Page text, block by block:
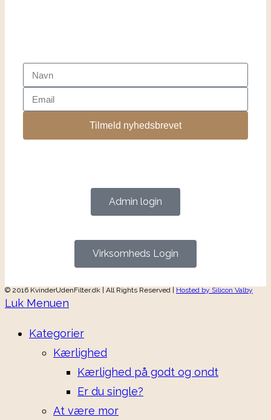
Tilmeld nyhedsbrevet
Virksomheds Login
Admin login
© 2016 KvinderUdenFilter.dk | All Rights Reserved | Hosted by Silicon Valby
Luk Menuen
Kategorier
Kærlighed
Kærlighed på godt og ondt
Er du single?
At være mor